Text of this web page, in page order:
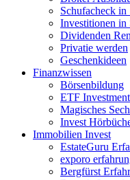
Schufacheck in
Investitionen in
Dividenden
Privatie werden
Geschenkideen
Finanzwissen
Börsenbildung
ETF Investment
Magisches
Invest
Immobilien Invest
EstateGuru
exporo
Bergfürst